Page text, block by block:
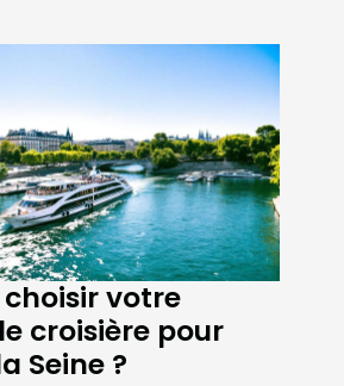
votre
croisière pour
Seine ?